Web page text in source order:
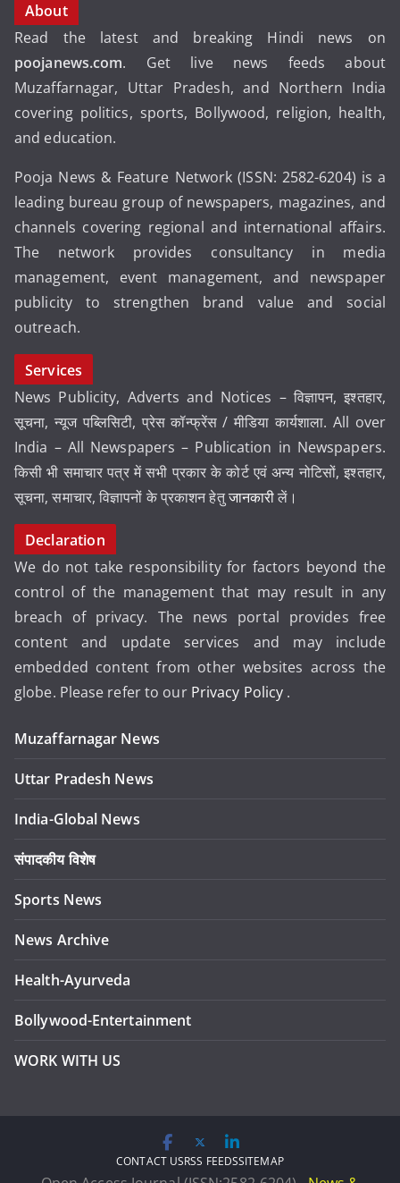
About
Read the latest and breaking Hindi news on
poojanews.com. Get live news feeds about
Muzaffarnagar, Uttar Pradesh, and Northern India
covering politics, sports, Bollywood, religion, health,
and education.
Pooja News & Feature Network (ISSN: 2582-6204) is a
leading bureau group of newspapers, magazines, and
channels covering regional and international affairs.
The network provides consultancy in media
management, event management, and newspaper
publicity to strengthen brand value and social
outreach.
Services
News Publicity, Adverts and Notices – विज्ञापन, इश्तहार,
सूचना, न्यूज पब्लिसिटी, प्रेस कॉन्फ्रेंस / मीडिया कार्यशाला. All over
India – All Newspapers – Publication in Newspapers.
किसी भी समाचार पत्र में सभी प्रकार के कोर्ट एवं अन्य नोटिसों, इश्तहार,
सूचना, समाचार, विज्ञापनों के प्रकाशन हेतुजानकारीलें।
Declaration
We do not take responsibility for factors beyond the
control of the management that may result in any
breach of privacy. The news portal provides free
content and update services and may include
embedded content from other websites across the
globe. Please refer to our Privacy Policy .
Muzaffarnagar News
Uttar Pradesh News
India-Global News
संपादकीय विशेष
Sports News
News Archive
Health-Ayurveda
Bollywood-Entertainment
WORK WITH US
CONTACT USRSS FEEDSSITEMAP